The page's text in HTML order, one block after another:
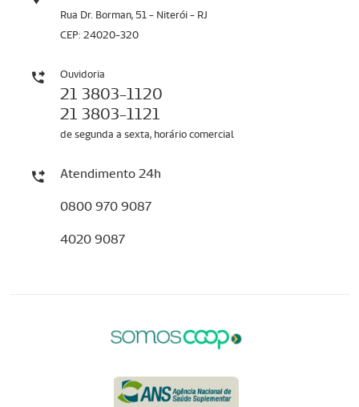
Rua Dr. Borman, 51 - Niterói - RJ
CEP: 24020-320
Ouvidoria
21 3803-1120
21 3803-1121
de segunda a sexta, horário comercial
Atendimento 24h
0800 970 9087
4020 9087